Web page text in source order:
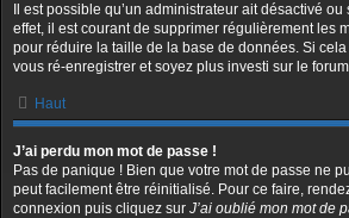
Il est possible qu’un administrateur ait désactivé
effet, il est courant de supprimer régulièrement les
pour réduire la taille de la base de données. Si
vous ré-enregistrer et soyez plus investi sur le
Haut
J’ai perdu mon mot de passe !
Pas de panique ! Bien que votre mot de passe ne
peut facilement être réinitialisé. Pour ce faire,
connexion puis cliquez sur J’ai oublié mon mot de